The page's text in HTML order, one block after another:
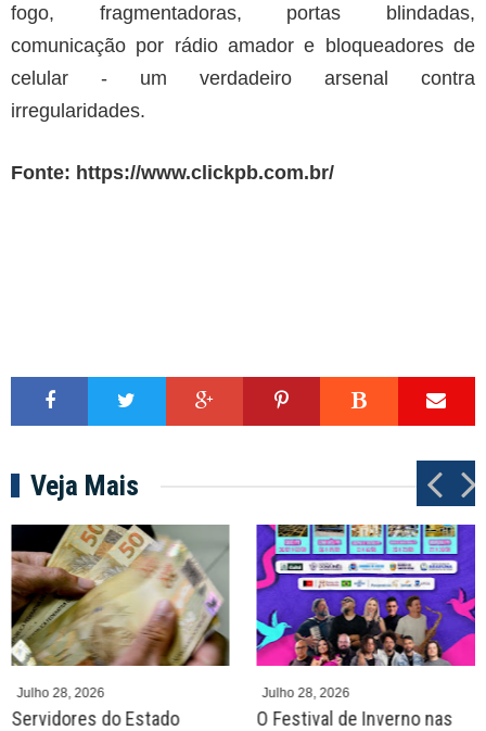
fogo, fragmentadoras, portas blindadas,
comunicação por rádio amador e bloqueadores de
celular - um verdadeiro arsenal contra
irregularidades.
Fonte: https://www.clickpb.com.br/
Veja Mais
Julho 28, 2026
Servidores do Estado
Julho 28, 2026
O Festival de Inverno nas
P
r
e
v
N
e
x
t